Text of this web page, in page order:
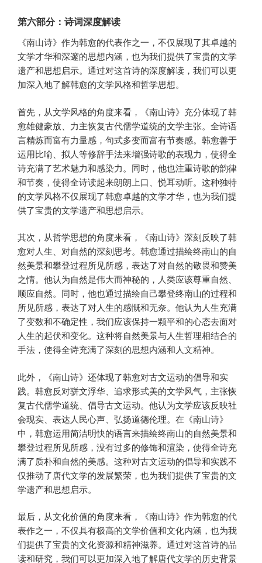
第六部分：诗词深度解读
《南山诗》作为韩愈的代表作之一，不仅展现了其卓越的
文学才华和深邃的思想内涵，也为我们提供了宝贵的文学
遗产和思想启示。通过对这首诗的深度解读，我们可以更
加深入地了解韩愈的文学风格和哲学思想。
首先，从文学风格的角度来看，《南山诗》充分体现了韩
愈雄健豪放、力主恢复古代儒学道统的文学主张。全诗语
言精炼而富有力量感，句式多变而富有节奏感。韩愈善于
运用比喻、拟人等修辞手法来增强诗歌的表现力，使得全
诗充满了艺术魅力和感染力。同时，他也注重诗歌的韵律
和节奏，使得全诗读起来朗朗上口、悦耳动听。这种独特
的文学风格不仅展现了韩愈卓越的文学才华，也为我们提
供了宝贵的文学遗产和思想启示。
其次，从哲学思想的角度来看，《南山诗》深刻反映了韩
愈对人生、对自然的深刻思考。韩愈通过描绘终南山的自
然美景和攀登过程所见所感，表达了对自然的敬畏和赞美
之情。他认为自然是伟大而神秘的，人类应该尊重自然、
顺应自然。同时，他也通过描绘自己攀登终南山的过程和
所见所感，表达了对人生的感慨和无奈。他认为人生充满
了变数和不确定性，我们应该保持一颗平和的心态去面对
人生的起伏和变化。这种将自然美景与人生哲理相结合的
手法，使得全诗充满了深刻的思想内涵和人文精神。
此外，《南山诗》还体现了韩愈对古文运动的倡导和实
践。韩愈反对骈文浮华、追求形式美的文学风气，主张恢
复古代儒学道统、倡导古文运动。他认为文学应该反映社
会现实、表达人民心声、弘扬道德伦理。在《南山诗》
中，韩愈运用简洁明快的语言来描绘终南山的自然美景和
攀登过程所见所感，没有过多的修饰和渲染，使得全诗充
满了质朴和自然的美感。这种对古文运动的倡导和实践不
仅推动了唐代文学的发展繁荣，也为我们提供了宝贵的文
学遗产和思想启示。
最后，从文化价值的角度来看，《南山诗》作为韩愈的代
表作之一，不仅具有极高的文学价值和文化内涵，也为我
们提供了宝贵的文化资源和精神滋养。通过对这首诗的品
读和研究，我们可以更加深入地了解唐代文学的历史背景